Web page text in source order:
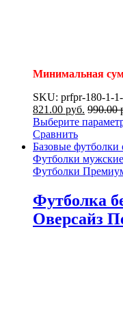
Минимальная
SKU: prfpr-180-1-
821.00 руб. 990.00
Выберите
Сравнить
Базовые футболки
Футболки
Футболки
Футболка
Оверсайз